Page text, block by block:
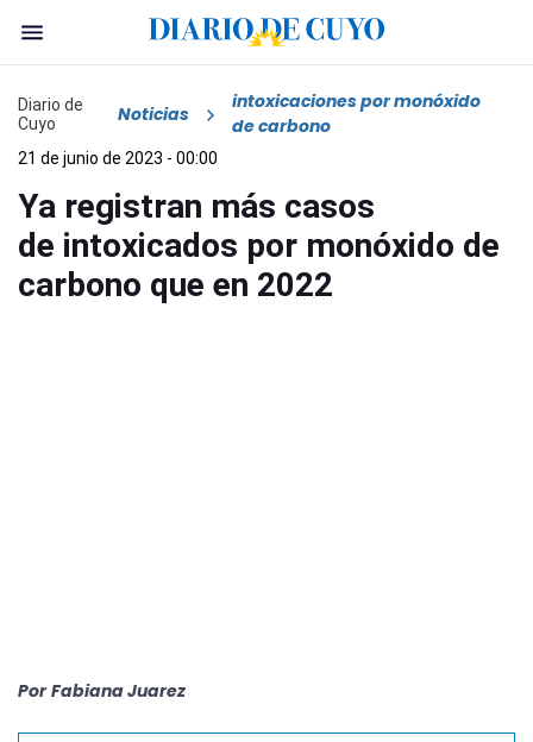
Diario de
Cuyo
Noticias
intoxicaciones por monóxido
de carbono
21 de junio de 2023 - 00:00
Ya registran más casos
de intoxicados por monóxido de
carbono que en 2022
Por Fabiana Juarez